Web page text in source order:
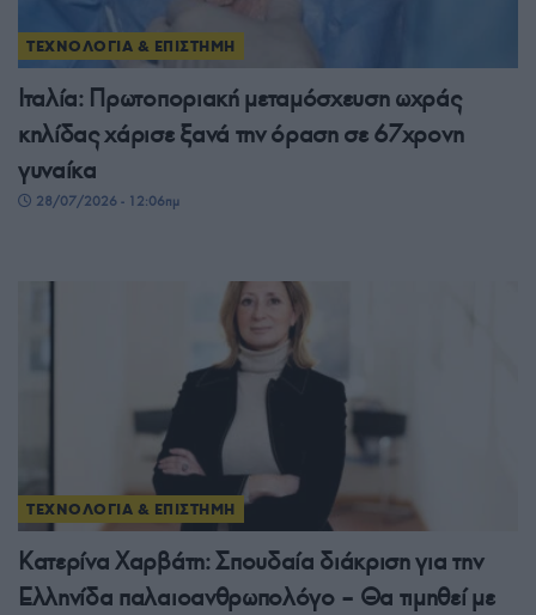
ΤΕΧΝΟΛΟΓΙΑ & ΕΠΙΣΤΗΜΗ
Ιταλία: Πρωτοποριακή μεταμόσχευση ωχράς
κηλίδας χάρισε ξανά την όραση σε 67χρονη
γυναίκα
28/07/2026 - 12:06πμ
ΤΕΧΝΟΛΟΓΙΑ & ΕΠΙΣΤΗΜΗ
Κατερίνα Χαρβάτη: Σπουδαία διάκριση για την
Ελληνίδα παλαιοανθρωπολόγο – Θα τιμηθεί με